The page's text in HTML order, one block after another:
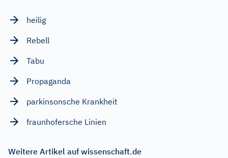
heilig
Rebell
Tabu
Propaganda
parkinsonsche Krankheit
fraunhofersche Linien
Weitere Artikel auf wissenschaft.de